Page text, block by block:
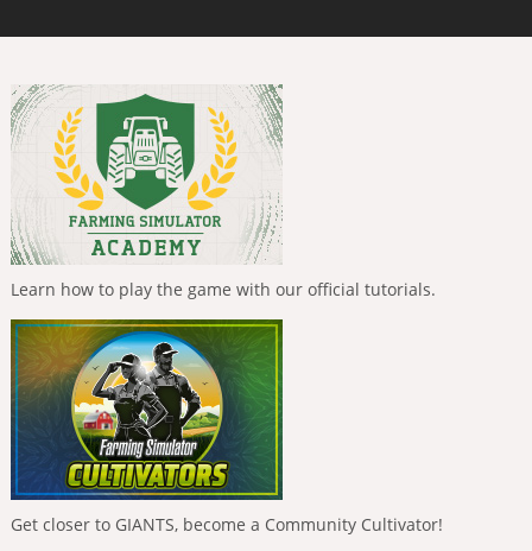
Learn how to play the game with our official tutorials.
Get closer to GIANTS, become a Community Cultivator!